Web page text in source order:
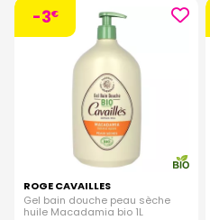
-3€
ROGE CAVAILLES
Gel bain douche peau sèche
huile Macadamia bio 1L